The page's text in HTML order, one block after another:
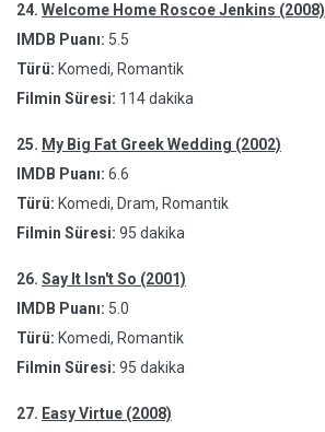
24. Welcome Home Roscoe Jenkins (2008)
IMDB Puanı: 5.5
Türü: Komedi, Romantik
Filmin Süresi: 114 dakika
25. My Big Fat Greek Wedding (2002)
IMDB Puanı: 6.6
Türü: Komedi, Dram, Romantik
Filmin Süresi: 95 dakika
26. Say It Isn't So (2001)
IMDB Puanı: 5.0
Türü: Komedi, Romantik
Filmin Süresi: 95 dakika
27. Easy Virtue (2008)